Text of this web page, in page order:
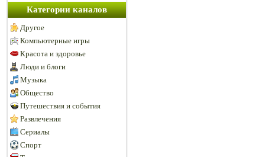
Категории каналов
Другое
Компьютерные игры
Красота и здоровье
Люди и блоги
Музыка
Общество
Путешествия и события
Развлечения
Сериалы
Спорт